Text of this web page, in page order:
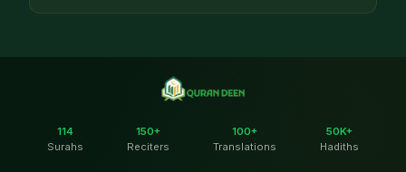
114
Surahs
150+
Reciters
100+
Translations
50K+
Hadiths